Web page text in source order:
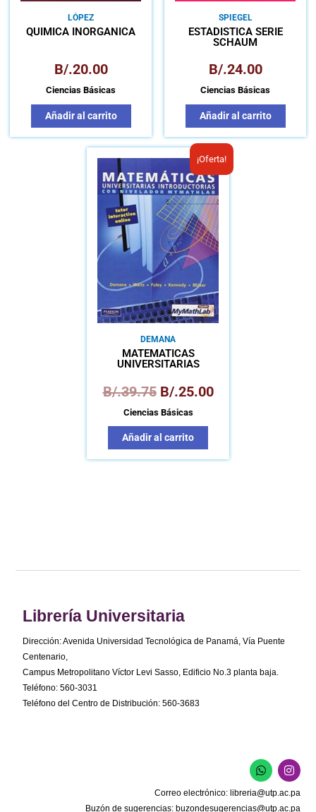
LÓPEZ
QUÍMICA INORGÁNICA
B/.20.00
Ciencias Básicas
Añadir al carrito
SPIEGEL
ESTADÍSTICA SERIE
SCHAUM
B/.24.00
Ciencias Básicas
Añadir al carrito
¡Oferta!
DEMANA
MATEMÁTICAS
UNIVERSITARIAS
B/.39.75
El
precio
original
era:
B/.39.75.
B/.25.00
El
precio
actual
es:
B/.25.00.
Ciencias Básicas
Añadir al carrito
Librería Universitaria
Dirección: Avenida Universidad Tecnológica de Panamá, Vía Puente
Centenario,
Campus Metropolitano Víctor Levi Sasso, Edificio No.3 planta baja.
Teléfono: 560-3031
Teléfono del Centro de Distribución: 560-3683
W
h
a
t
s
I
n
t
a
Correo electrónico: libreria@utp.ac.pa
Buzón de sugerencias: buzondesugerencias@utp.ac.pa